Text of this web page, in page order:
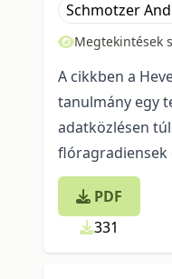
Schmotzer
Megtekintések
A cikkben a
tanulmány egy
adatközlésen
flóragradiensek
PDF
331